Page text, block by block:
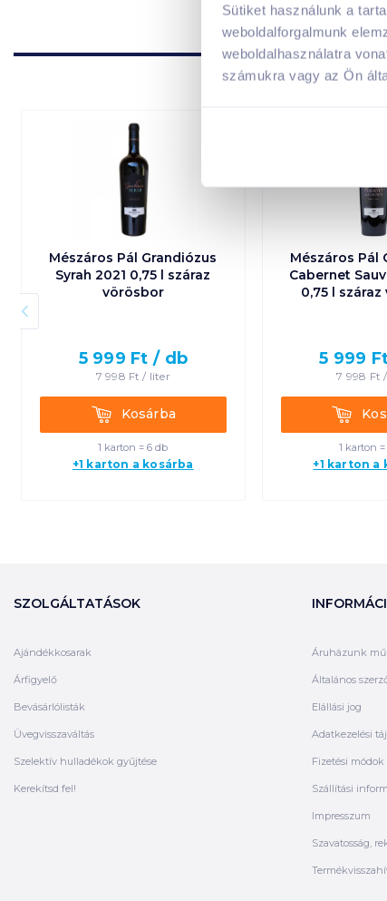
Sütiket használunk a
weboldalforgalmunk
weboldalhasználatra
számukra vagy az Ön
Mészáros Pál Grandiózus
Syrah 2021 0,75 l száraz
vörösbor
5 999 Ft / db
7 998 Ft / liter
KosárbaKosárba
1 karton = 6 db
+1 karton a kosárba
Mészáros Pál
Cabernet
0,75 l
5 999
7 998 Ft /
Kosárba
1 karton
+1 karton a
SZOLGÁLTATÁSOK
Ajándékkosarak
Árfigyelő
Bevásárlólisták
Üvegvisszaváltás
Szelektív hulladékok gyűjtése
Kerekítsd fel!
Áruházunk
Általános
Elállási jog
Adatkezelési
Fizetési módok
Szállítási
Impresszum
Szavatosság,